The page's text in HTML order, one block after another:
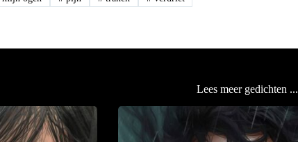
Lees meer gedichten ...